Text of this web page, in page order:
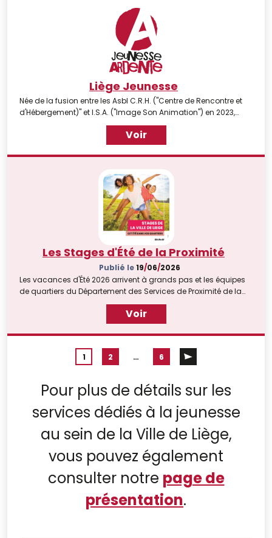
Liège Jeunesse
Née de la fusion entre les Asbl C.R.H. ("Centre de Rencontre et
d'Hébergement)" et I.S.A. ("Image Son Animation") en 2023,
l'Asbl Liège Jeunesse a pour missions : d'aider et soutenir toute
structure publique ou privée en lien direct ou indirect avec la
Jeunesse ou l'Aide à la Jeunesse de réaliser seule ou en
s'associant à des partenaires, publics ou privés, des projets à
Liège, le lien social en général, et plu [...]
Voir
Les Stages d'Été de la Proximité
Publié le19/06/2026
Les vacances d'Été 2026 arrivent à grands pas et les équipes
de quartiers du Département des Services de Proximité de la
Ville de Liège ont prévu plusieurs stages pour les enfants
pendant les semaines de congés scolaires.
Voir
1 2 … 6
Pour plus de détails sur les
services dédiés à la jeunesse
au sein de la Ville de Liège,
vous pouvez également
consulter notre page de
présentation.